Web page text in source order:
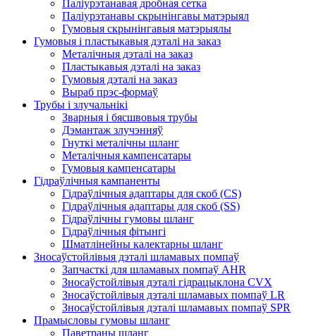
Паліурэтанавая дробная сетка
Паліурэтанавы скрынінгавы матэрыял
Гумовыя скрынінгавыя матэрыялы
Гумовыя і пластыкавыя дэталі на заказ
Металічныя дэталі на заказ
Пластыкавыя дэталі на заказ
Гумовыя дэталі на заказ
Выраб прэс-формаў
Трубы і злучальнікі
Зварныя і бясшвовыя трубы
Дэмантаж злучэнняў
Гнуткі металічны шланг
Металічныя кампенсатары
Гумовыя кампенсатары
Гідраўлічныя кампаненты
Гідраўлічныя адаптары для скоб (CS)
Гідраўлічныя адаптары для скоб (SS)
Гідраўлічны гумовы шланг
Гідраўлічныя фітынгі
Шматлінейны калектарны шланг
Зносаўстойлівыя дэталі шламавых помпаў
Запчасткі для шламавых помпаў AHR
Зносаўстойлівыя дэталі гідрацыклона CVX
Зносаўстойлівыя дэталі шламавых помпаў LR
Зносаўстойлівыя дэталі шламавых помпаў SPR
Прамысловы гумовы шланг
Паветраны шланг